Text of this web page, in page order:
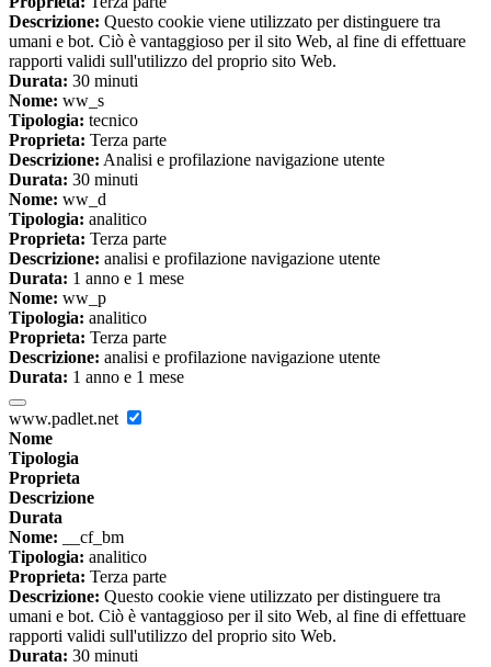
Descrizione: Questo cookie viene utilizzato per distinguere tra
umani e bot. Ciò è vantaggioso per il sito Web, al fine di effettuare
rapporti validi sull'utilizzo del proprio sito Web.
Durata: 30 minuti
Nome: ww_s
Tipologia: tecnico
Proprieta: Terza parte
Descrizione: Analisi e profilazione navigazione utente
Durata: 30 minuti
Nome: ww_d
Tipologia: analitico
Proprieta: Terza parte
Descrizione: analisi e profilazione navigazione utente
Durata: 1 anno e 1 mese
Nome: ww_p
Tipologia: analitico
Proprieta: Terza parte
Descrizione: analisi e profilazione navigazione utente
Durata: 1 anno e 1 mese
www.padlet.net
Nome
Tipologia
Proprieta
Descrizione
Durata
Nome: __cf_bm
Tipologia: analitico
Proprieta: Terza parte
Descrizione: Questo cookie viene utilizzato per distinguere tra
umani e bot. Ciò è vantaggioso per il sito Web, al fine di effettuare
rapporti validi sull'utilizzo del proprio sito Web.
Durata: 30 minuti